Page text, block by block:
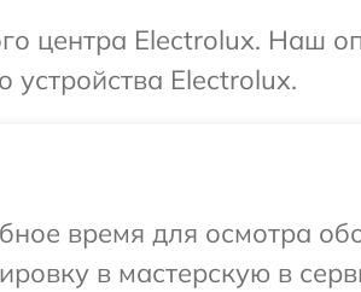
центра Electrolux. Наш
устройства Electrolux.
время для осмотра
в мастерскую в